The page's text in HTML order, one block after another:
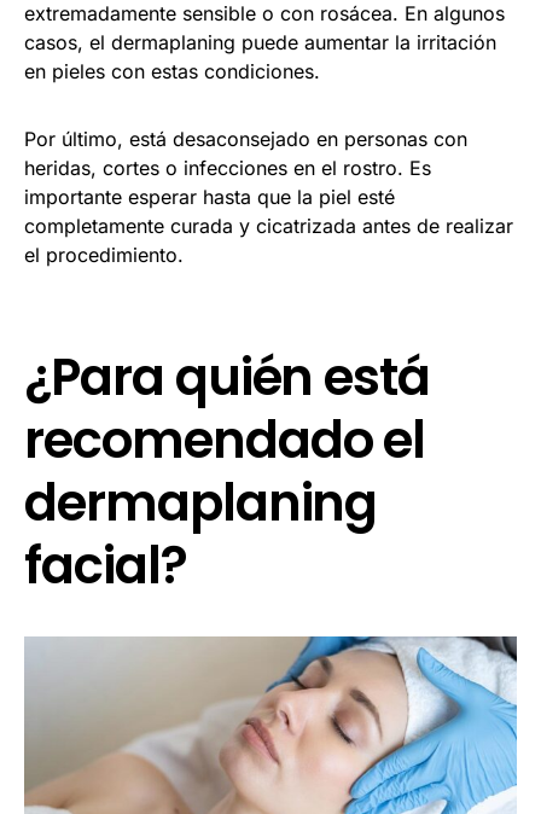
extremadamente sensible o con rosácea. En algunos
casos, el dermaplaning puede aumentar la irritación
en pieles con estas condiciones.
Por último, está desaconsejado en personas con
heridas, cortes o infecciones en el rostro. Es
importante esperar hasta que la piel esté
completamente curada y cicatrizada antes de realizar
el procedimiento.
¿Para quién está
recomendado el
dermaplaning
facial?